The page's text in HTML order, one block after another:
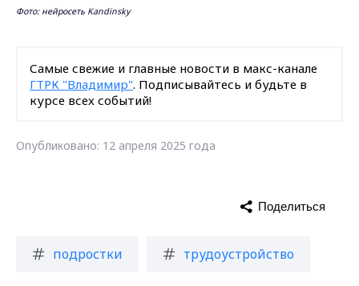
Фото: нейросеть Kandinsky
Самые свежие и главные новости в макс-канале
ГТРК "Владимир". Подписывайтесь и будьте в
курсе всех событий!
Опубликовано: 12 апреля 2025 года
подростки трудоустройство
Поделиться